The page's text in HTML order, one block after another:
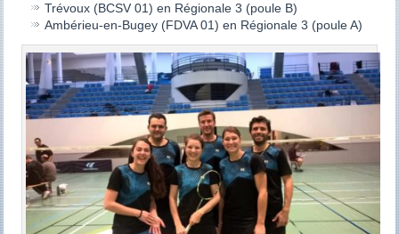
Trévoux (BCSV 01) en Régionale 3 (poule B)
Ambérieu-en-Bugey (FDVA 01) en Régionale 3 (poule A)